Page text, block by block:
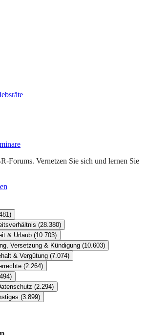
Forums. Vernetzen Sie sich und lernen Sie
)
(28.380)
& Urlaub (10.703)
Versetzung & Kündigung (10.603)
& Vergütung (7.074)
(2.264)
)
(2.294)
(3.899)